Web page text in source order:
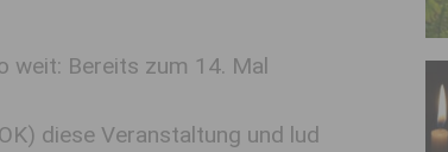
weit: Bereits zum 14. Mal
diese Veranstaltung und lud